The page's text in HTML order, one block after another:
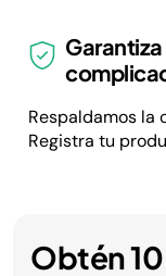
Respaldamos la
Registra tu
Obtén